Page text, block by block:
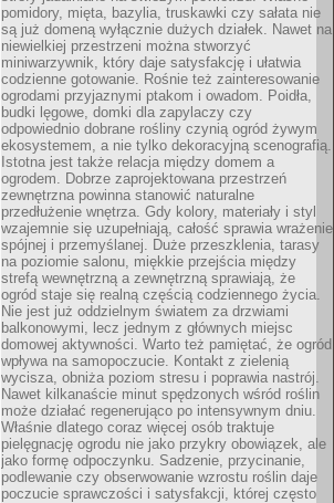
pomidory, mięta, bazylia, truskawki czy sałata nie
są już domeną wyłącznie dużych działek. Nawet na
niewielkiej przestrzeni można stworzyć
miniwarzywnik, który daje satysfakcję i ułatwia
codzienne gotowanie. Rośnie też zainteresowanie
ogrodami przyjaznymi ptakom i owadom. Poidła,
budki lęgowe, domki dla zapylaczy czy
odpowiednio dobrane rośliny czynią ogród żywym
ekosystemem, a nie tylko dekoracyjną scenografią.
Istotna jest także relacja między domem a
ogrodem. Dobrze zaprojektowana przestrzeń
zewnętrzna powinna stanowić naturalne
przedłużenie wnętrza. Gdy kolory, materiały i styl
wzajemnie się uzupełniają, całość sprawia wrażenie
spójnej i przemyślanej. Duże przeszklenia, tarasy
na poziomie salonu, miękkie przejścia między
strefą wewnętrzną a zewnętrzną sprawiają, że
ogród staje się realną częścią codziennego życia.
Nie jest już oddzielnym światem za drzwiami
balkonowymi, lecz jednym z głównych miejsc
domowej aktywności. Warto też pamiętać, że ogród
wpływa na samopoczucie. Kontakt z zielenią
wycisza, obniża poziom stresu i poprawia nastrój.
Nawet kilkanaście minut spędzonych wśród roślin
może działać regenerująco po intensywnym dniu.
Właśnie dlatego coraz więcej osób traktuje
pielęgnację ogrodu nie jako przykry obowiązek, ale
jako formę odpoczynku. Sadzenie, przycinanie,
podlewanie czy obserwowanie wzrostu roślin daje
poczucie sprawczości i satysfakcji, której często